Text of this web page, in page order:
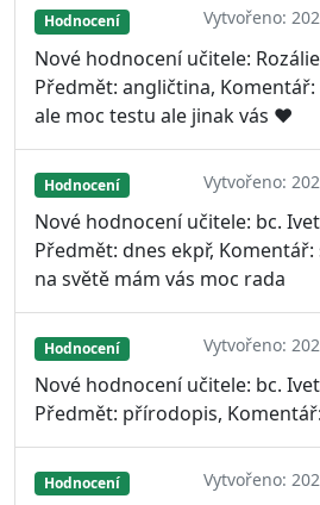
Hodnocení Vytvořeno:
Nové hodnocení učitele:
Předmět: angličtina,
ale moc testu ale jinak vás ❤️
Hodnocení Vytvořeno:
Nové hodnocení učitele: bc.
Předmět: dnes ekpř,
na světě mám vás moc rada
Hodnocení Vytvořeno:
Nové hodnocení učitele: bc.
Předmět: přírodopis,
Hodnocení Vytvořeno: